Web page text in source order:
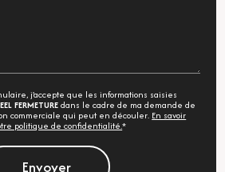
j'accepte que les informations saisies
FERMETUREdans le cadre de ma demande de
commerciale qui peut en découler. En savoir
politique de confidentialité.*